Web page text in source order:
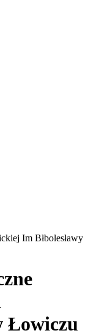
Im Błbolesławy
Łowiczu